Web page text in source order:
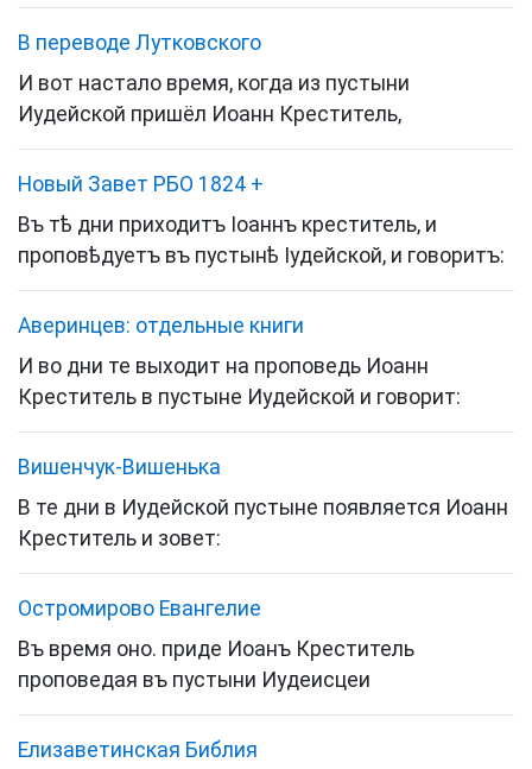
В переводе Лутковского
И вот настало время, когда из пустыни
Иудейской пришёл Иоанн Креститель,
Новый Завет РБО 1824 +
Въ тѣ дни приходитъ Іоаннъ креститель, и
проповѣдуетъ въ пустынѣ Іудейской, и говоритъ:
Аверинцев: отдельные книги
И во дни те выходит на проповедь Иоанн
Креститель в пустыне Иудейской и говорит:
Вишенчук-Вишенька
В те дни в Иудейской пустыне появляется Иоанн
Креститель и зовет:
Остромирово Евангелие
Въ время оно. приде Иоанъ Креститель
проповедая въ пустыни Иудеисцеи
Елизаветинская Библия